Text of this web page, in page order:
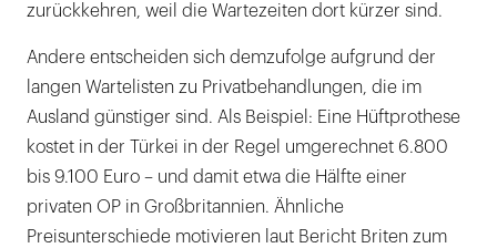
zurückkehren, weil die Wartezeiten dort kürzer sind.
Andere entscheiden sich demzufolge aufgrund der
langen Wartelisten zu Privatbehandlungen, die im
Ausland günstiger sind. Als Beispiel: Eine Hüftprothese
kostet in der Türkei in der Regel umgerechnet 6.800
bis 9.100 Euro – und damit etwa die Hälfte einer
privaten OP in Großbritannien. Ähnliche
Preisunterschiede motivieren laut Bericht Briten zum